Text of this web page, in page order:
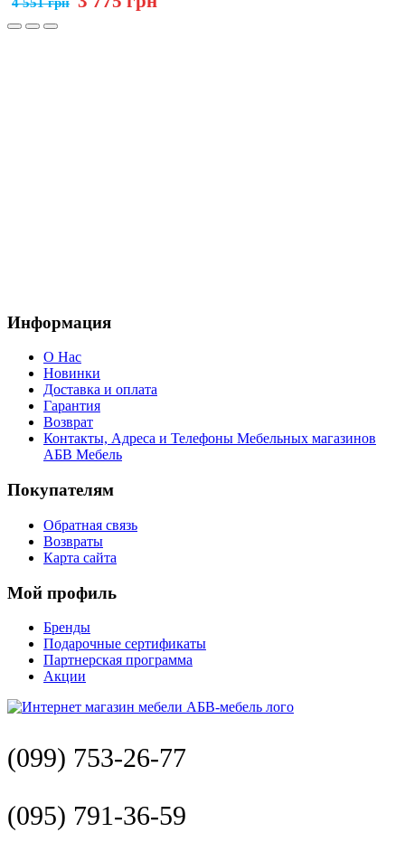
Информация
О Нас
Новинки
Доставка и оплата
Гарантия
Возврат
Контакты, Адреса и Телефоны Мебельных магазинов
АБВ Мебель
Покупателям
Обратная связь
Возвраты
Карта сайта
Мой профиль
Бренды
Подарочные сертификаты
Партнерская программа
Акции
(099) 753-26-77
(095) 791-36-59